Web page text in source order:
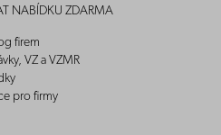
NABÍDKU ZDARMA
firem
VZ a VZMR
pro firmy